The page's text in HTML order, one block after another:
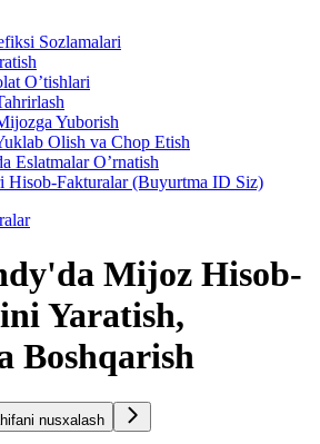
Sozlamalari
O’tishlari
Yuborish
Olish va Chop Etish
Eslatmalar O’rnatish
Hisob-Fakturalar (Buyurtma ID Siz)
Mijoz Hisob-
Yaratish,
Boshqarish
nusxalash